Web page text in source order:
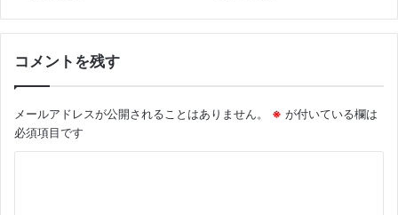
コメントを残す
メールアドレスが公開されることはありません。 ※ が付いている欄は
必須項目です